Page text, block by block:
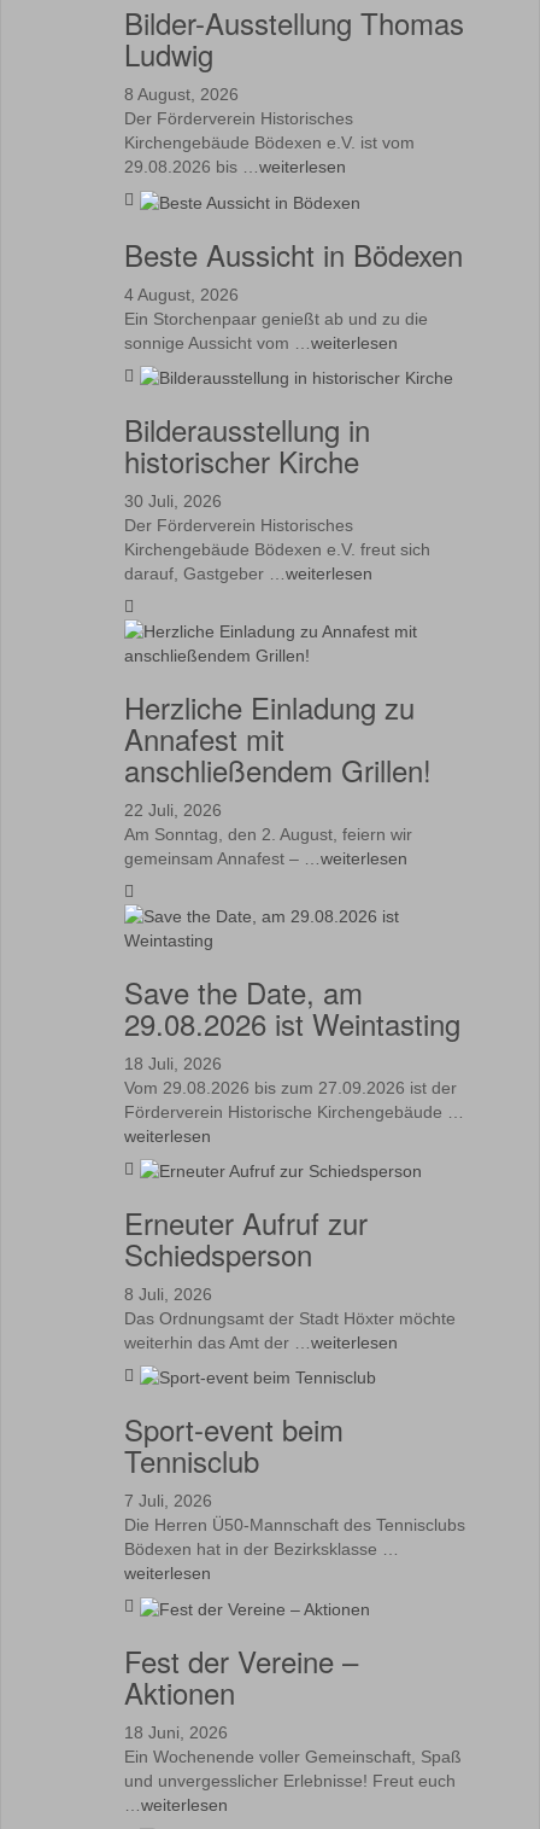
Bilder-Ausstellung Thomas
Ludwig
8 August, 2026
Der Förderverein Historisches
Kirchengebäude Bödexen e.V. ist vom
29.08.2026 bis …weiterlesen
Beste Aussicht in Bödexen
4 August, 2026
Ein Storchenpaar genießt ab und zu die
sonnige Aussicht vom … weiterlesen
Bilderausstellung in
historischer Kirche
30 Juli, 2026
Der Förderverein Historisches
Kirchengebäude Bödexen e.V. freut sich
darauf, Gastgeber … weiterlesen
Herzliche Einladung zu
Annafest mit
anschließendem Grillen!
22 Juli, 2026
Am Sonntag, den 2. August, feiern wir
gemeinsam Annafest – … weiterlesen
Save the Date, am
29.08.2026 ist Weintasting
18 Juli, 2026
Vom 29.08.2026 bis zum 27.09.2026 ist der
Förderverein Historische Kirchengebäude …
weiterlesen
Erneuter Aufruf zur
Schiedsperson
8 Juli, 2026
Das Ordnungsamt der Stadt Höxter möchte
weiterhin das Amt der … weiterlesen
Sport-event beim
Tennisclub
7 Juli, 2026
Die Herren Ü50-Mannschaft des Tennisclubs
Bödexen hat in der Bezirksklasse …
weiterlesen
Fest der Vereine –
Aktionen
18 Juni, 2026
Ein Wochenende voller Gemeinschaft, Spaß
und unvergesslicher Erlebnisse! Freut euch
weiterlesen